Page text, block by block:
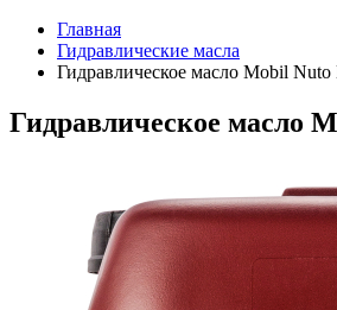
Главная
Гидравлические масла
Гидравлическое масло Mobil Nuto
Гидравлическое масло